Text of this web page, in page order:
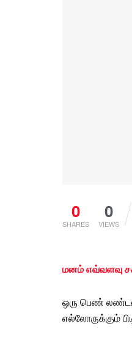
0
SHARES
0
VIEWS
மனம் எவ்வளவு
ஒரு பெண்
எல்லோருக்கும்